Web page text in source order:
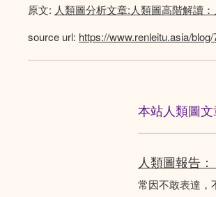
原文: 人類圖分析文章:人類圖高階解讀
source url: https://www.renleitu.asia/blog/
本站人類圖
人類圖報告
常因不敢表達，